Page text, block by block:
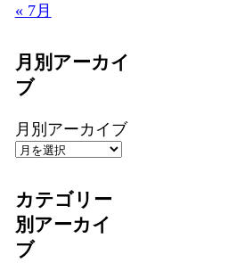
« 7月
月別アーカイ
ブ
月別アーカイブ
カテゴリー
別アーカイ
ブ